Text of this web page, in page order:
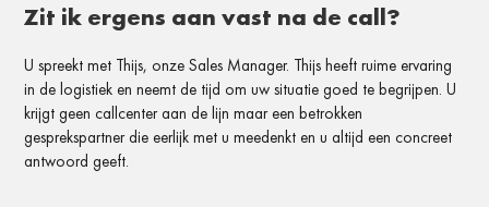
Zit ik ergens aan vast na de call?
U spreekt met Thijs, onze Sales Manager. Thijs heeft ruime ervaring
in de logistiek en neemt de tijd om uw situatie goed te begrijpen. U
krijgt geen callcenter aan de lijn maar een betrokken
gesprekspartner die eerlijk met u meedenkt en u altijd een concreet
antwoord geeft.